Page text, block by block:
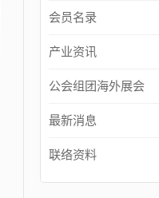
会员名录
产业资讯
公会组团海外展会
最新消息
联络资料